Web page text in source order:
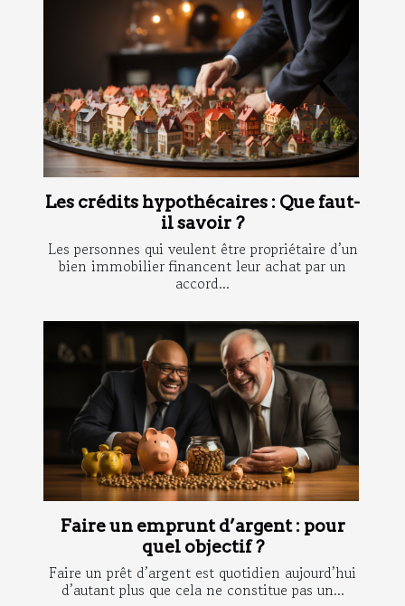
Les crédits hypothécaires : Que faut-
il savoir ?
Les personnes qui veulent être propriétaire d’un
bien immobilier financent leur achat par un
accord...
Faire un emprunt d’argent : pour
quel objectif ?
Faire un prêt d’argent est quotidien aujourd’hui
d’autant plus que cela ne constitue pas un...